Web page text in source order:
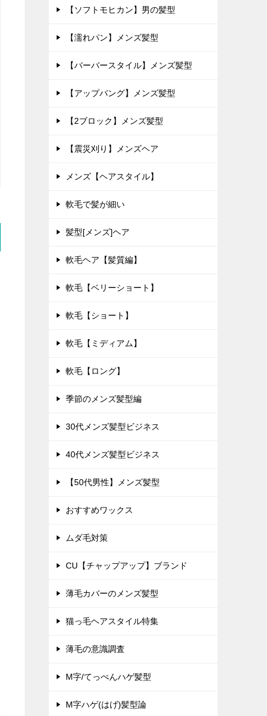
【ソフトモヒカン】男の髪型
【濡れパン】メンズ髪型
【バーバースタイル】メンズ髪型
【アップバング】メンズ髪型
【2ブロック】メンズ髪型
【震災刈り】メンズヘア
メンズ【ヘアスタイル】
軟毛で髪が細い
髪型[メンズ]ヘア
軟毛ヘア【髪質編】
軟毛【ベリーショート】
軟毛【ショート】
軟毛【ミディアム】
軟毛【ロング】
季節のメンズ髪型編
30代メンズ髪型ビジネス
40代メンズ髪型ビジネス
【50代男性】メンズ髪型
おすすめワックス
ムダ毛対策
CU【チャップアップ】ブランド
薄毛カバーのメンズ髪型
猫っ毛ヘアスタイル特集
薄毛の意識調査
M字/てっぺんハゲ髪型
M字ハゲ(はげ)髪型論